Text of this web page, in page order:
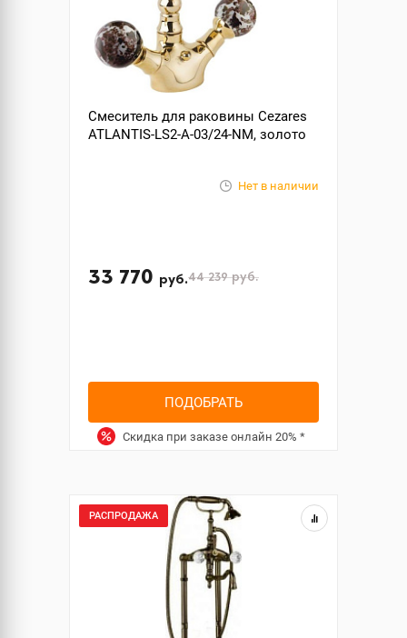
Смеситель для раковины Cezares
ATLANTIS-LS2-A-03/24-NM, золото
Нет в наличии
33 770 руб.44 239руб.
ПОДОБРАТЬ
Скидка при заказе онлайн 20% *
РАСПРОДАЖА